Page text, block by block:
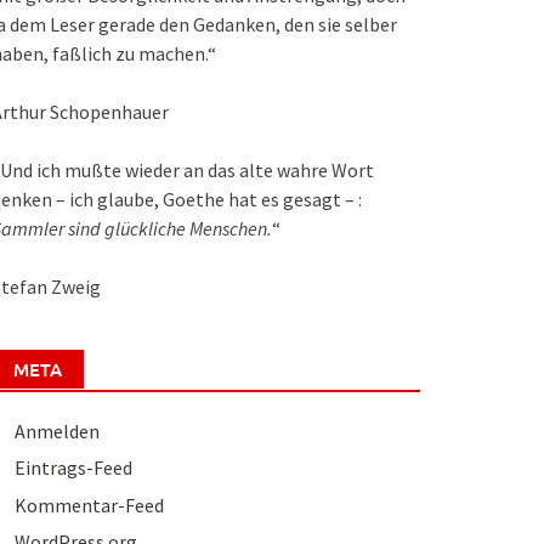
dem Leser gerade den Gedanken, den sie selber
faßlich zu machen.“
Schopenhauer
ich mußte wieder an das alte wahre Wort
– ich glaube, Goethe hat es gesagt – :
sind glückliche Menschen.“
Zweig
META
Anmelden
Eintrags-Feed
Kommentar-Feed